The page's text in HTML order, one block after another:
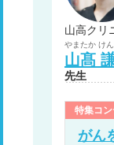
山高クリ
やまたか けん
山髙
先生
特集コ
がん